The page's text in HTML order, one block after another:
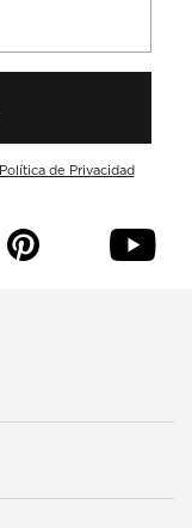
Política de Privacidad
p y